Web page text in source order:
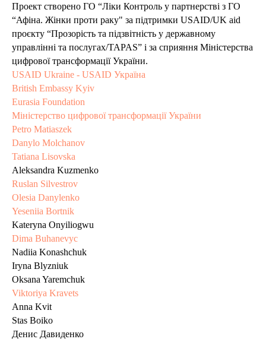
Проект створено ГО “Ліки Контроль у партнерстві з ГО
“Афіна. Жінки проти раку" за підтримки USAID/UK aid
проєкту “Прозорість та підзвітність у державному
управлінні та послугах/TAPAS” і за сприяння Міністерства
цифрової трансформації України.
USAID Ukraine - USAID Україна
British Embassy Kyiv
Eurasia Foundation
Міністерство цифрової трансформації України
Petro Matiaszek
Danylo Molchanov
Tatiana Lisovska
Aleksandra Kuzmenko
Ruslan Silvestrov
Olesia Danylenko
Yeseniia Bortnik
Kateryna Onyiliogwu
Dima Buhanevyc
Nadiia Konashchuk
Iryna Blyzniuk
Oksana Yaremchuk
Viktoriya Kravets
Anna Kvit
Stas Boiko
Денис Давиденко